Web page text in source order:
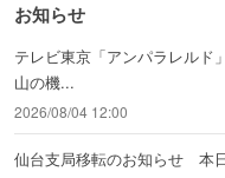
お知らせ
テレビ東京「アンパラレル
山の機...
2026/08/04 12:00
仙台支局移転のお知らせ 本